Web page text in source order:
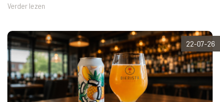
Verder lezen
22-07-26